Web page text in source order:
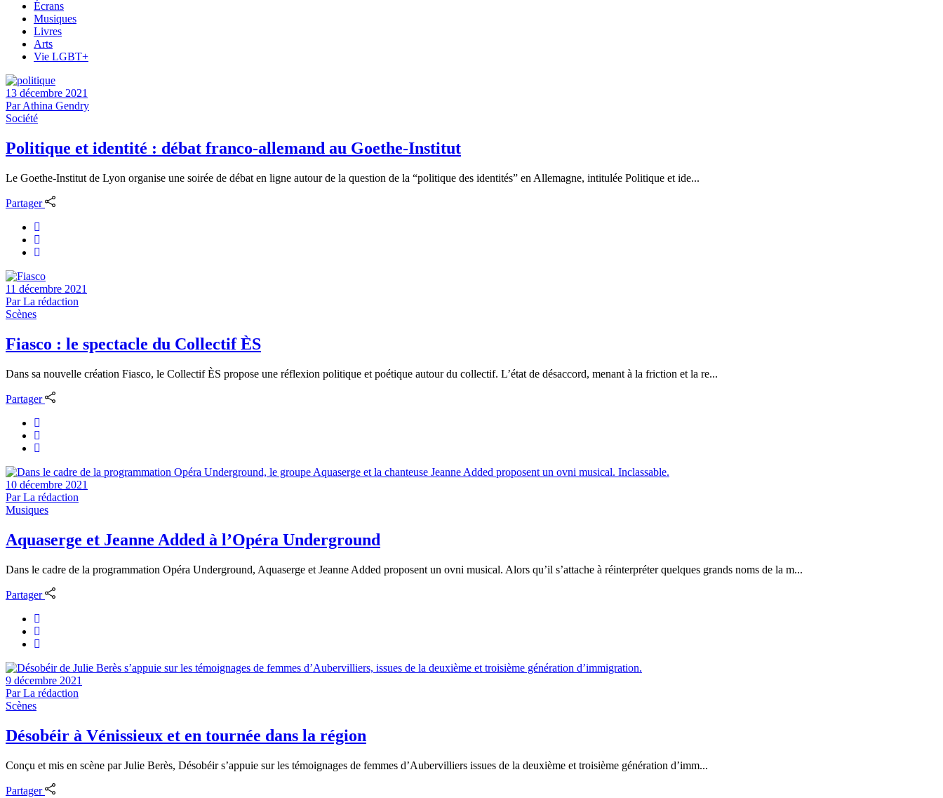
Écrans
Musiques
Livres
Arts
Vie LGBT+
13 décembre 2021
ParAthina Gendry
Société
Politique et identité : débat franco-allemand au Goethe-Institut
Le Goethe-Institut de Lyon organise une soirée de débat en ligne autour de la question de la “politique des identités” en Allemagne, intitulée Politique et ide...
Partager
11 décembre 2021
ParLa rédaction
Scènes
Fiasco : le spectacle du Collectif ÈS
Dans sa nouvelle création Fiasco, le Collectif ÈS propose une réflexion politique et poétique autour du collectif. L’état de désaccord, menant à la friction et la re...
Partager
10 décembre 2021
ParLa rédaction
Musiques
Aquaserge et Jeanne Added à l’Opéra Underground
Dans le cadre de la programmation Opéra Underground, Aquaserge et Jeanne Added proposent un ovni musical. Alors qu’il s’attache à réinterpréter quelques grands noms de la m...
Partager
9 décembre 2021
ParLa rédaction
Scènes
Désobéir à Vénissieux et en tournée dans la région
Conçu et mis en scène par Julie Berès, Désobéir s’appuie sur les témoignages de femmes d’Aubervilliers issues de la deuxième et troisième génération d’imm...
Partager